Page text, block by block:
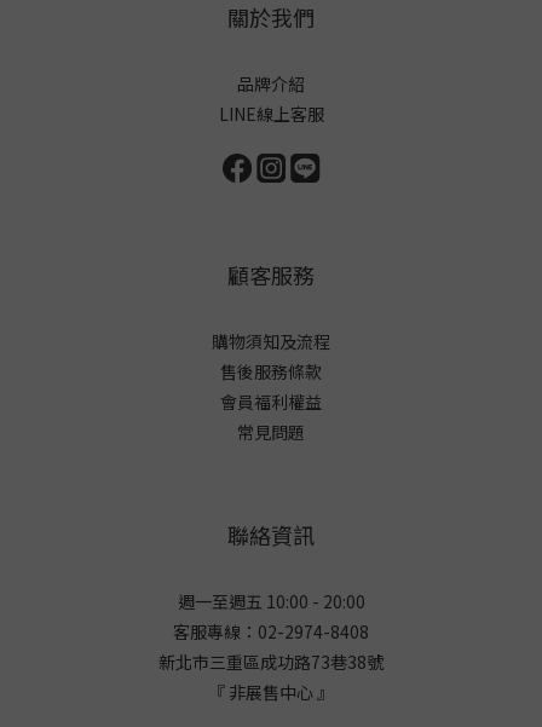
關於我們
品牌介紹
LINE線上客服
顧客服務
購物須知及流程
售後服務條款
會員福利權益
常見問題
聯絡資訊
週一至週五 10:00 - 20:00
客服專線：02-2974-8408
新北市三重區成功路73巷38號
『 非展售中心 』